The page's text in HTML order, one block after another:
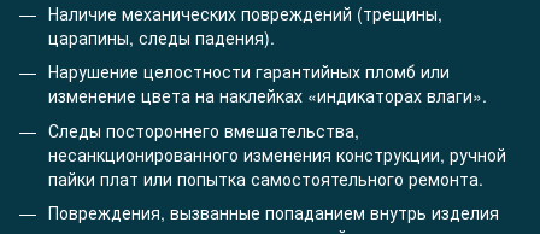
Наличие механических повреждений (трещины,
царапины, следы падения).
Нарушение целостности гарантийных пломб или
изменение цвета на наклейках «индикаторах влаги».
Следы постороннего вмешательства,
несанкционированного изменения конструкции, ручной
пайки плат или попытка самостоятельного ремонта.
Повреждения, вызванные попаданием внутрь изделия